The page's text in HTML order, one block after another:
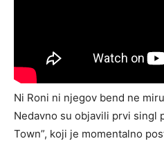
Ni Roni ni njegov bend ne
Nedavno su objavili prvi singl
Town”, koji je momentalno